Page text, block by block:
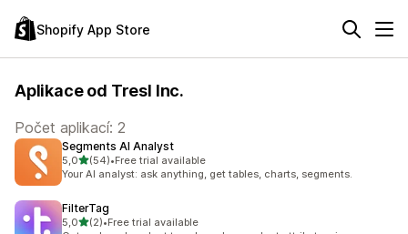
Shopify App Store
Aplikace od Tresl Inc.
Počet aplikací: 2
Segments AI Analyst
5,0z 5 hvězd
(54)
Celkový počet recenzí: 54
•Free trial available
Your AI analyst: ask anything, get tables, charts, segments.
FilterTag
5,0z 5 hvězd
(2)
Celkový počet recenzí: 2
•Free trial available